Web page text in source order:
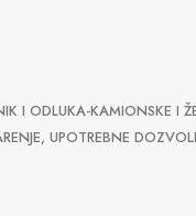
I ODLUKA-KAMIONSKE I
UPOTREBNE